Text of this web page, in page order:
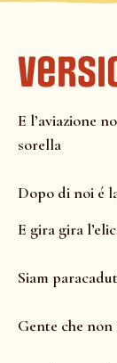
E l’aviazione
sorella
Dopo di noi é
E gira gira
Siam
Gente che